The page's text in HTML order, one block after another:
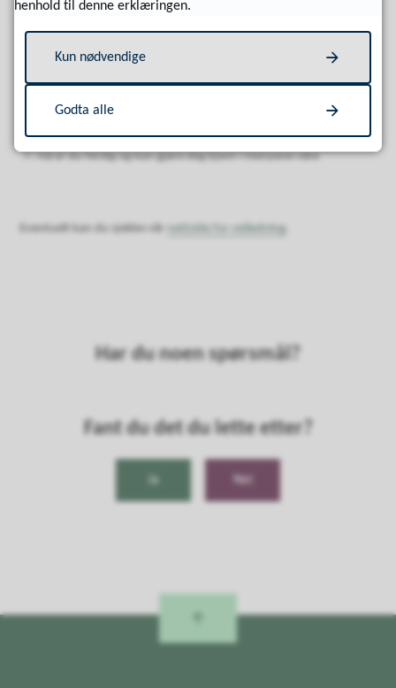
Velg Farsund kommune
Velg interesser
Nå er du ferdig og kan gjøre deg kjent i menyene våre
Eventuelt kan du sjekke vår nettside for veiledning
Har du noen spørsmål?
Fant du det du lette etter?
Nei
henhold til denne erklæringen.
Kun nødvendige
Godta alle